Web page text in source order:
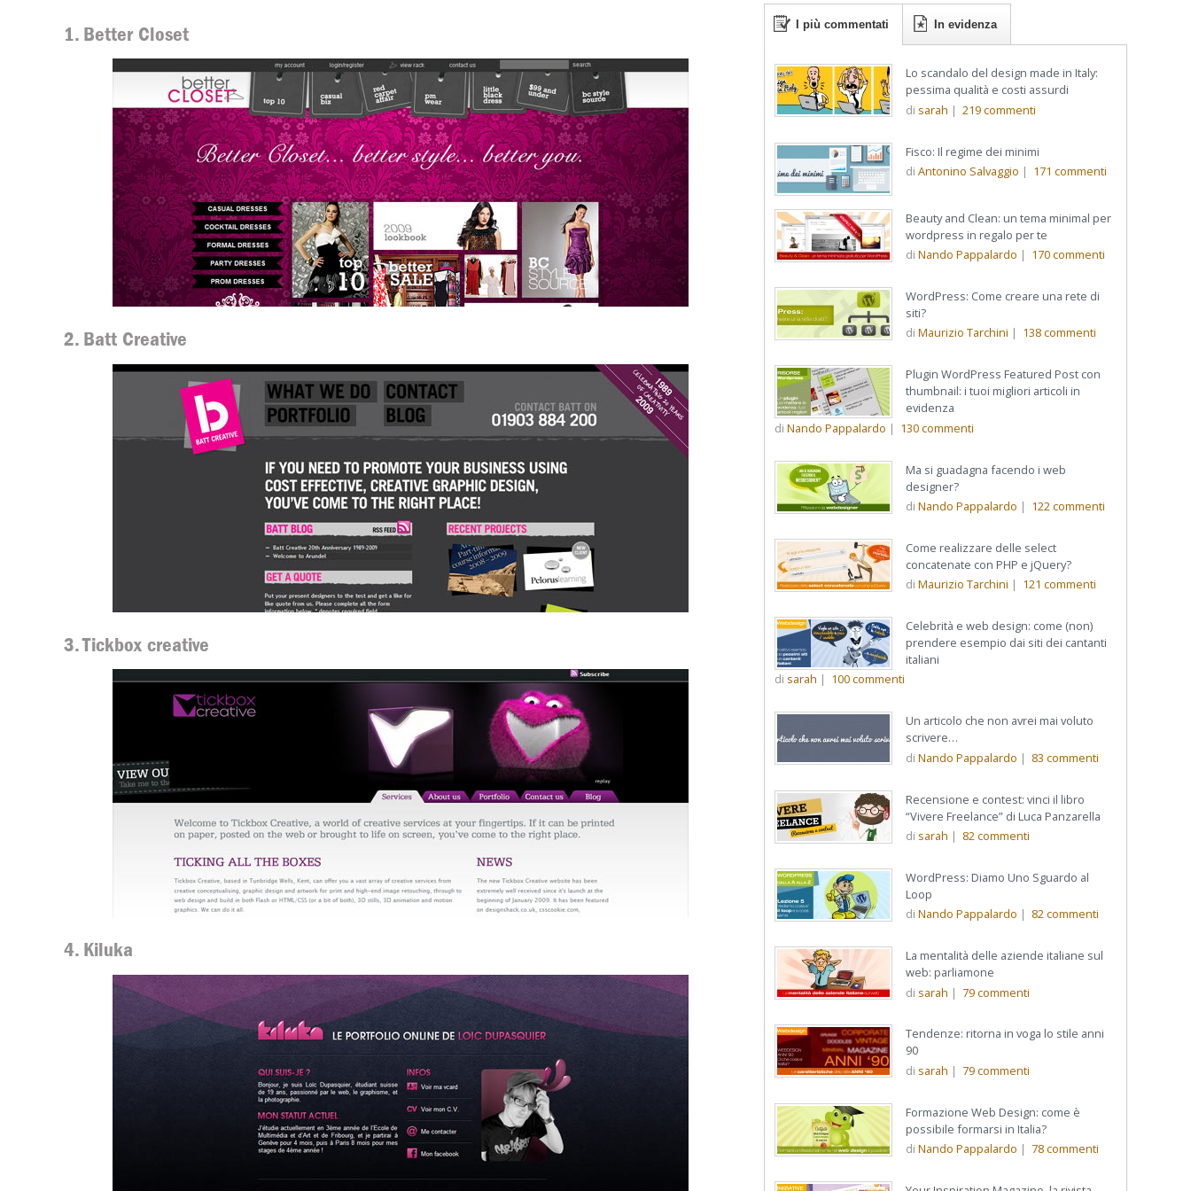
1. Better Closet
2. Batt Creative
3. Tickbox creative
4. Kiluka
I più commentati In evidenza
Lo scandalo del design made in Italy:
pessima qualità e costi assurdi
di sarah | 219commenti
Fisco: Il regime dei minimi
di Antonino Salvaggio | 171 commenti
Beauty and Clean: un tema minimal per
wordpress in regalo per te
di Nando Pappalardo | 170commenti
WordPress: Come creare una rete di
siti?
di Maurizio Tarchini | 138commenti
Plugin WordPress Featured Post con
thumbnail: i tuoi migliori articoli in
evidenza
di Nando Pappalardo | 130commenti
Ma si guadagna facendo i web
designer?
di Nando Pappalardo | 122commenti
Come realizzare delle select
concatenate con PHP e jQuery?
di Maurizio Tarchini | 121 commenti
Celebrità e web design: come (non)
prendere esempio dai siti dei cantanti
italiani
di sarah | 100commenti
Un articolo che non avrei mai voluto
scrivere…
di Nando Pappalardo | 83 commenti
Recensione e contest: vinci il libro
“Vivere Freelance” di Luca Panzarella
di sarah | 82commenti
WordPress: Diamo Uno Sguardo al
Loop
di Nando Pappalardo | 82commenti
La mentalità delle aziende italiane sul
web: parliamone
di sarah | 79commenti
Tendenze: ritorna in voga lo stile anni
90
di sarah | 79commenti
Formazione Web Design: come è
possibile formarsi in Italia?
di Nando Pappalardo | 78commenti